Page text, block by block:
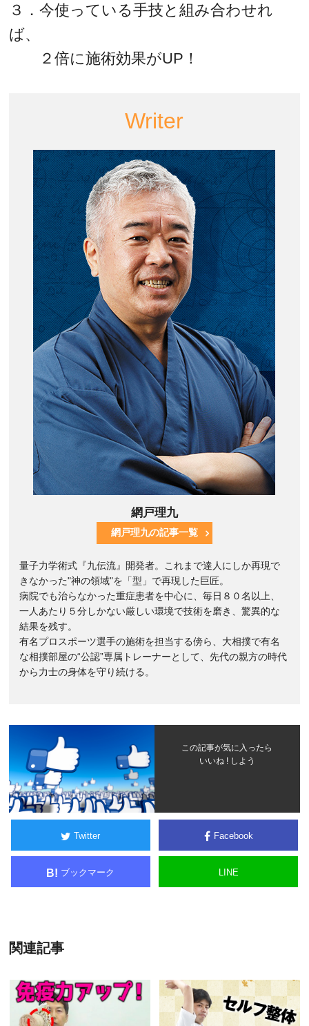
３．今使っている手技と組み合わせれ
ば、
２倍に施術効果がUP！
Writer
網戸理九
網戸理九の記事一覧
量子力学術式『九伝流』開発者。これまで達人にしか再現で
きなかった"神の領域"を「型」で再現した巨匠。
病院でも治らなかった重症患者を中心に、毎日８０名以上、
一人あたり５分しかない厳しい環境で技術を磨き、驚異的な
結果を残す。
有名プロスポーツ選手の施術を担当する傍ら、大相撲で有名
な相撲部屋の“公認”専属トレーナーとして、先代の親方の時代
から力士の身体を守り続ける。
この記事が気に入ったら
いいね ! しよう
Twitter Facebook
B! ブックマーク LINE
関連記事